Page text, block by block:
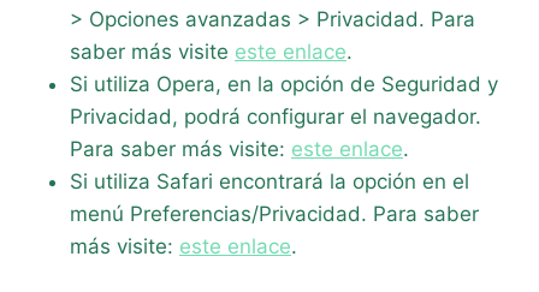
> Opciones avanzadas > Privacidad. Para
saber más visite este enlace.
Si utiliza Opera, en la opción de Seguridad y
Privacidad, podrá configurar el navegador.
Para saber más visite: este enlace.
Si utiliza Safari encontrará la opción en el
menú Preferencias/Privacidad. Para saber
más visite: este enlace.